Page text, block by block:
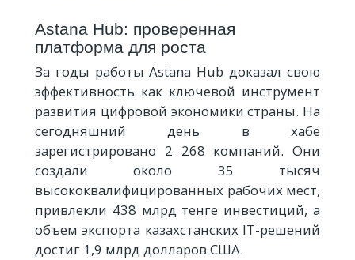
Astana Hub: проверенная
платформа для роста
За годы работы Astana Hub доказал свою
эффективность как ключевой инструмент
развития цифровой экономики страны. На
сегодняшний день в хабе
зарегистрировано 2 268 компаний. Они
создали около 35 тысяч
высококвалифицированных рабочих мест,
привлекли 438 млрд тенге инвестиций, а
объем экспорта казахстанских IT-решений
достиг 1,9 млрд долларов США.